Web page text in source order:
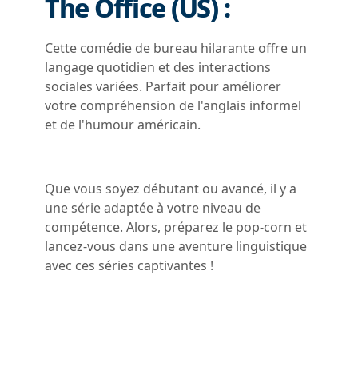
The Office (US) :
Cette comédie de bureau hilarante offre un
langage quotidien et des interactions
sociales variées. Parfait pour améliorer
votre compréhension de l'anglais informel
et de l'humour américain.
Que vous soyez débutant ou avancé, il y a
une série adaptée à votre niveau de
compétence. Alors, préparez le pop-corn et
lancez-vous dans une aventure linguistique
avec ces séries captivantes !